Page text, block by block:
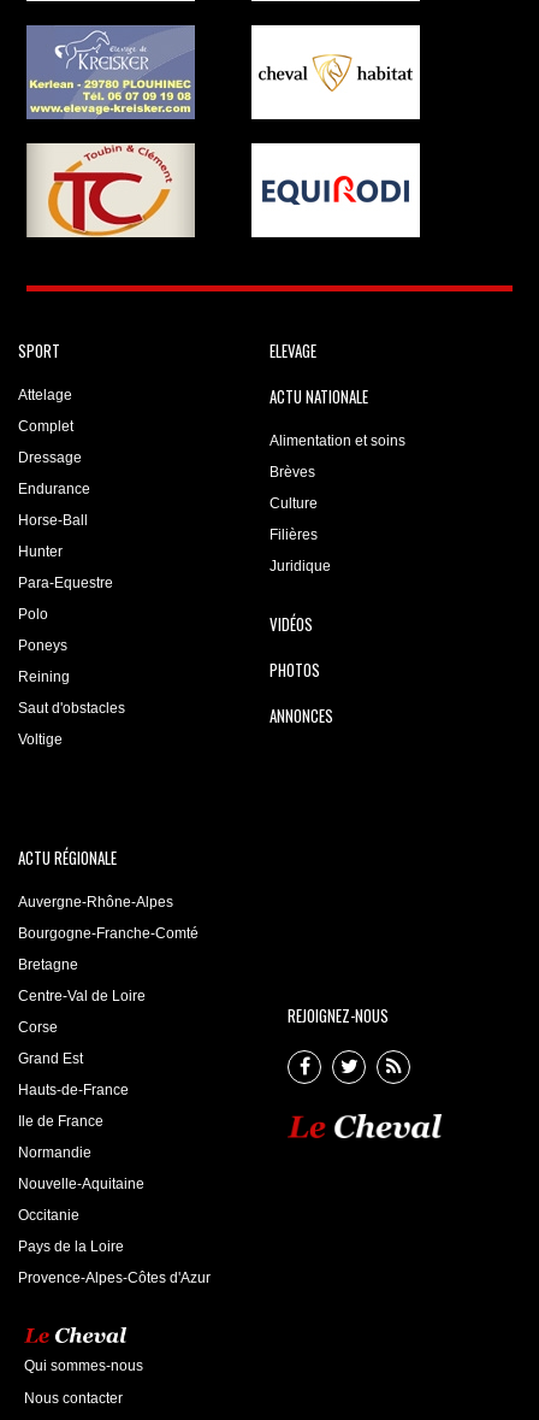
SPORT
Attelage
Complet
Dressage
Endurance
Horse-Ball
Hunter
Para-Equestre
Polo
Poneys
Reining
Saut d'obstacles
Voltige
ELEVAGE
ACTU NATIONALE
Alimentation et soins
Brèves
Culture
Filières
Juridique
VIDÉOS
PHOTOS
ANNONCES
ACTU RÉGIONALE
Auvergne-Rhône-Alpes
Bourgogne-Franche-Comté
Bretagne
Centre-Val de Loire
Corse
Grand Est
Hauts-de-France
Ile de France
Normandie
Nouvelle-Aquitaine
Occitanie
Pays de la Loire
Provence-Alpes-Côtes d'Azur
REJOIGNEZ-NOUS
Qui sommes-nous
Nous contacter